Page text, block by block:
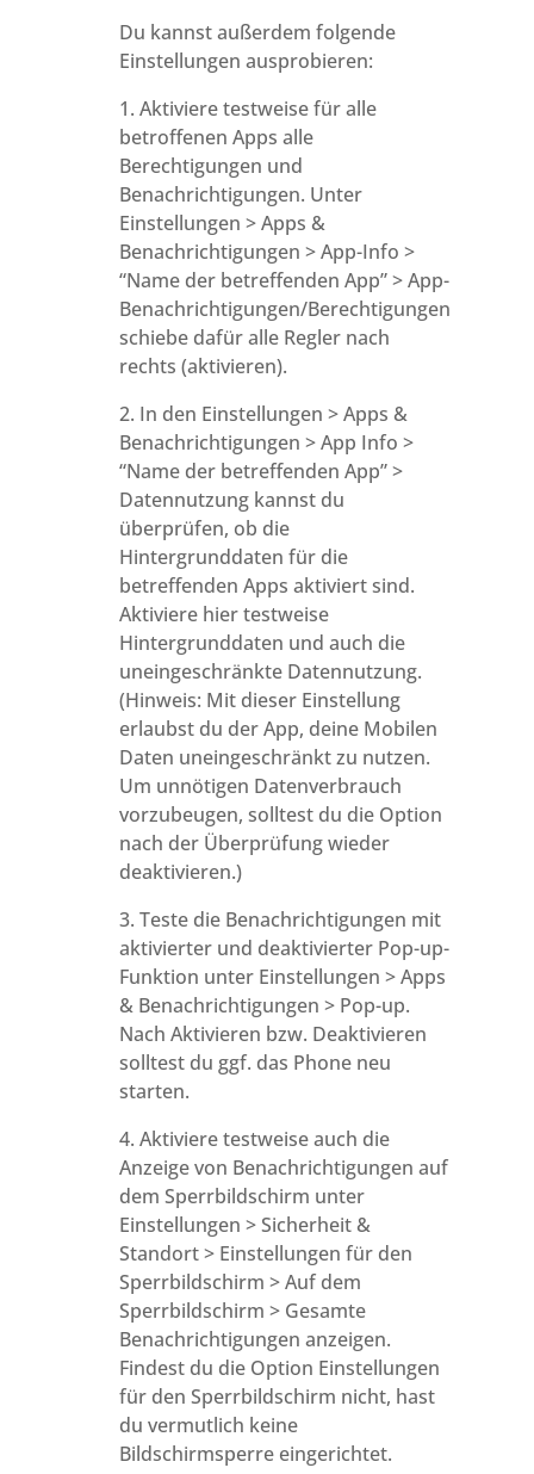
Du kannst außerdem folgende
Einstellungen ausprobieren:
1. Aktiviere testweise für alle
betroffenen Apps alle
Berechtigungen und
Benachrichtigungen. Unter
Einstellungen > Apps &
Benachrichtigungen > App-Info >
“Name der betreffenden App” > App-
Benachrichtigungen/Berechtigungen
schiebe dafür alle Regler nach
rechts (aktivieren).
2. In den Einstellungen > Apps &
Benachrichtigungen > App Info >
“Name der betreffenden App” >
Datennutzung kannst du
überprüfen, ob die
Hintergrunddaten für die
betreffenden Apps aktiviert sind.
Aktiviere hier testweise
Hintergrunddaten und auch die
uneingeschränkte Datennutzung.
(Hinweis: Mit dieser Einstellung
erlaubst du der App, deine Mobilen
Daten uneingeschränkt zu nutzen.
Um unnötigen Datenverbrauch
vorzubeugen, solltest du die Option
nach der Überprüfung wieder
deaktivieren.)
3. Teste die Benachrichtigungen mit
aktivierter und deaktivierter Pop-up-
Funktion unter Einstellungen > Apps
& Benachrichtigungen > Pop-up.
Nach Aktivieren bzw. Deaktivieren
solltest du ggf. das Phone neu
starten.
4. Aktiviere testweise auch die
Anzeige von Benachrichtigungen auf
dem Sperrbildschirm unter
Einstellungen > Sicherheit &
Standort > Einstellungen für den
Sperrbildschirm > Auf dem
Sperrbildschirm > Gesamte
Benachrichtigungen anzeigen.
Findest du die Option Einstellungen
für den Sperrbildschirm nicht, hast
du vermutlich keine
Bildschirmsperre eingerichtet.